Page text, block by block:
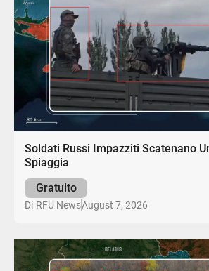
Soldati Russi Impazziti Scatenano
Spiaggia
Gratuito
Di RFU NewsAugust 7, 2026